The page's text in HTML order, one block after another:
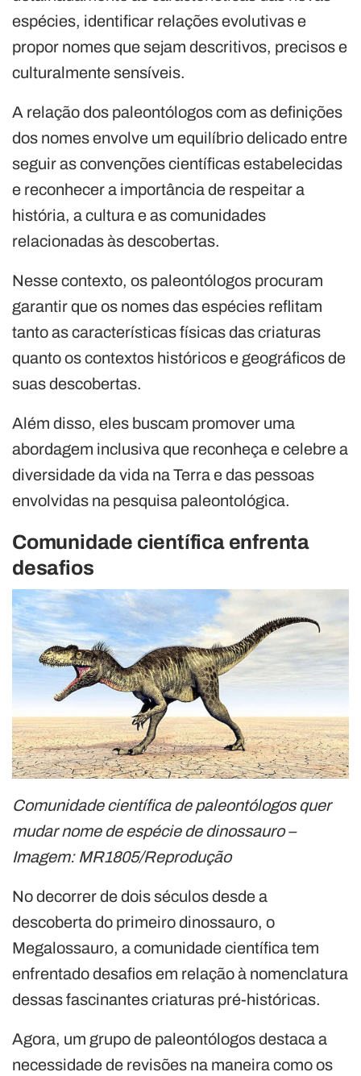
espécies, identificar relações evolutivas e
propor nomes que sejam descritivos, precisos e
culturalmente sensíveis.
A relação dos paleontólogos com as definições
dos nomes envolve um equilíbrio delicado entre
seguir as convenções científicas estabelecidas
e reconhecer a importância de respeitar a
história, a cultura e as comunidades
relacionadas às descobertas.
Nesse contexto, os paleontólogos procuram
garantir que os nomes das espécies reflitam
tanto as características físicas das criaturas
quanto os contextos históricos e geográficos de
suas descobertas.
Além disso, eles buscam promover uma
abordagem inclusiva que reconheça e celebre a
diversidade da vida na Terra e das pessoas
envolvidas na pesquisa paleontológica.
Comunidade científica enfrenta
desafios
Comunidade científica de paleontólogos quer
mudar nome de espécie de dinossauro –
Imagem: MR1805/Reprodução
No decorrer de dois séculos desde a
descoberta do primeiro dinossauro, o
Megalossauro, a comunidade científica tem
enfrentado desafios em relação à nomenclatura
dessas fascinantes criaturas pré-históricas.
Agora, um grupo de paleontólogos destaca a
necessidade de revisões na maneira como os